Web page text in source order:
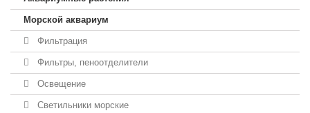
Морской аквариум
Фильтрация
Фильтры, пеноотделители
Освещение
Светильники морские